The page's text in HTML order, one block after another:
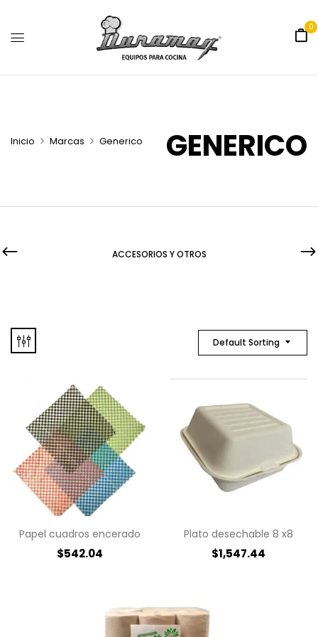
0
GENERICO
Inicio Marcas Generico
ACCESORIOS Y OTROS
Default Sorting
Papel cuadros encerado
$542.04
Plato desechable 8 x8
$1,547.44